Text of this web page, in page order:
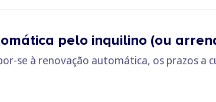
pelo inquilino (ou
se à renovação automática, os prazos a